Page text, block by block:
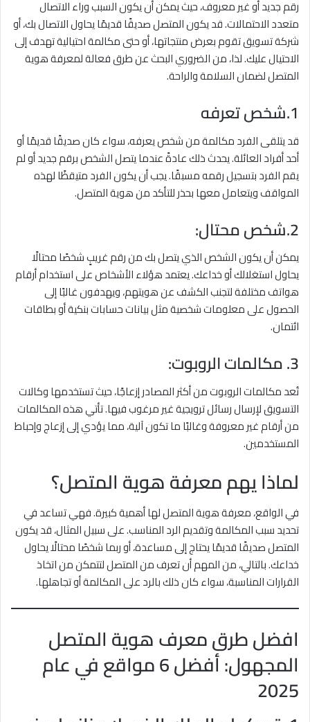
رقم جديد أو غير معروف، حيث يمكن أن يكون السبب وراء الاتصال
متعدد الاحتمالات. قد يكون المتصل صديقًا قديمًا يحاول الاتصال بك، أو
شركة تسويق تقوم بعرض منتجاتها، أو حتى مكالمة احتيالية تهدف إلى
الاحتيال عليك. لذا، من الضروري البحث عن طرق فعالة لمعرفة هوية
المتصل لضمان السلامة والراحة.
1.شخص تعرفه
قد يتلقى الفرد مكالمة من شخص يعرفه، سواء كان صديقًا قديمًا أو
أحد أفراد العائلة. يحدث ذلك عادةً عندما يتصل الشخص برقم جديد أو لم
يقم الفرد بتسجيل رقمه مسبقًا. يجب أن يكون الفرد متيقظًا لهذه
المواقف ويتعامل معها بحذر للتأكد من هوية المتصل.
2.شخص محتال:
يمكن أن يكون الشخص الذي يتصل بك من رقم غريبٍ شخصًا محتالًا
يحاول استغلالك أو خداعك. يعتمد هؤلاء الأشخاص على استخدام أرقام
هواتف مختلفة لتجنب الكشف عن هويتهم، ويهدفون غالبًا إلى
الحصول على معلومات شخصية مثل بيانات حسابات بنكية أو بطاقات
ائتمان.
3. مكالمات الروبوت:
تُعد مكالمات الروبوت من أكثر المصادر إزعاجًا، حيث تستخدمها وكالات
التسويق لإرسال رسائل ترويجية غير مرغوب فيها. تأتي هذه المكالمات
من أرقام غير معروفة وغالبًا ما تكون آلية، مما يؤدي إلى إزعاج وإحباط
المستخدمين.
لماذا يهم معرفة هوية المتصل؟
في الواقع، معرفة هوية المتصل لها أهمية كبيرة. فهي تساعد في
تحديد سبب المكالمة وتقديم الرد المناسب. على سبيل المثال، قد يكون
المتصل صديقًا قديمًا يحتاج إلى مساعدة، أو ربما شخصًا محتالًا يحاول
خداعك. بالتالي، من المهم أن تعرف من المتصل لتتمكن من اتخاذ
القرارات المناسبة، سواء كان ذلك بالرد على المكالمة أو تجاهلها.
افضل طرق معرف هوية المتصل
المجهول: أفضل 6 مواقع في عام
2025